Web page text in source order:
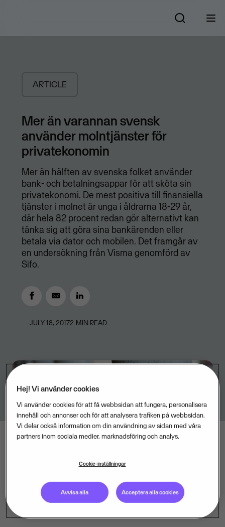
ARTICLE
Mer än varannan svensk
använder molntjänster för
privatekonomin
Mer än hälften av svenska folket använder
bank- och betalningsappar för att sköta sin
privatekonomi. De mest positiva till finansiella
tjänster i molnet är unga i åldrarna 18-29 år,
där hela 82 procent redan gör alternativt kan
tänka sig att göra sina bankärenden eller
betala via dator och mobilen. Det framgår av
en undersökning från Visma genomförd av
Sifo.
JULY 18, 20172 MIN READ
Hej! Vi använder cookies
Vi använder cookies för att få webbsidan att fungera, personalisera
innehåll och annonser och för att analysera trafiken på webbsidan.
Vi delar också information om din användning av sidan med våra
partners inom sociala medier, marknadsföring och analys.
Cookie-inställningar
Avvisa alla Acceptera alla cookies